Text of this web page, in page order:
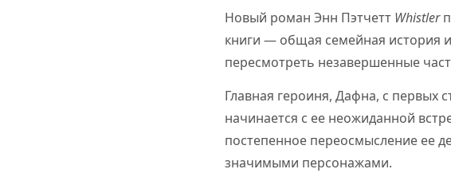
Новый роман Энн Пэтчетт Whistler
книги — общая семейная история и
пересмотреть незавершенные
Главная героиня, Дафна, с первых
начинается с ее неожиданной
постепенное переосмысление ее
значимыми персонажами.